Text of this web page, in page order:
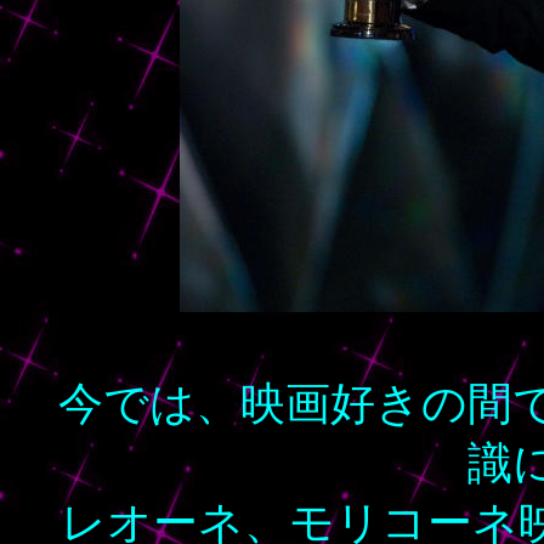
今では、映画好きの間
識
レオーネ、モリコーネ